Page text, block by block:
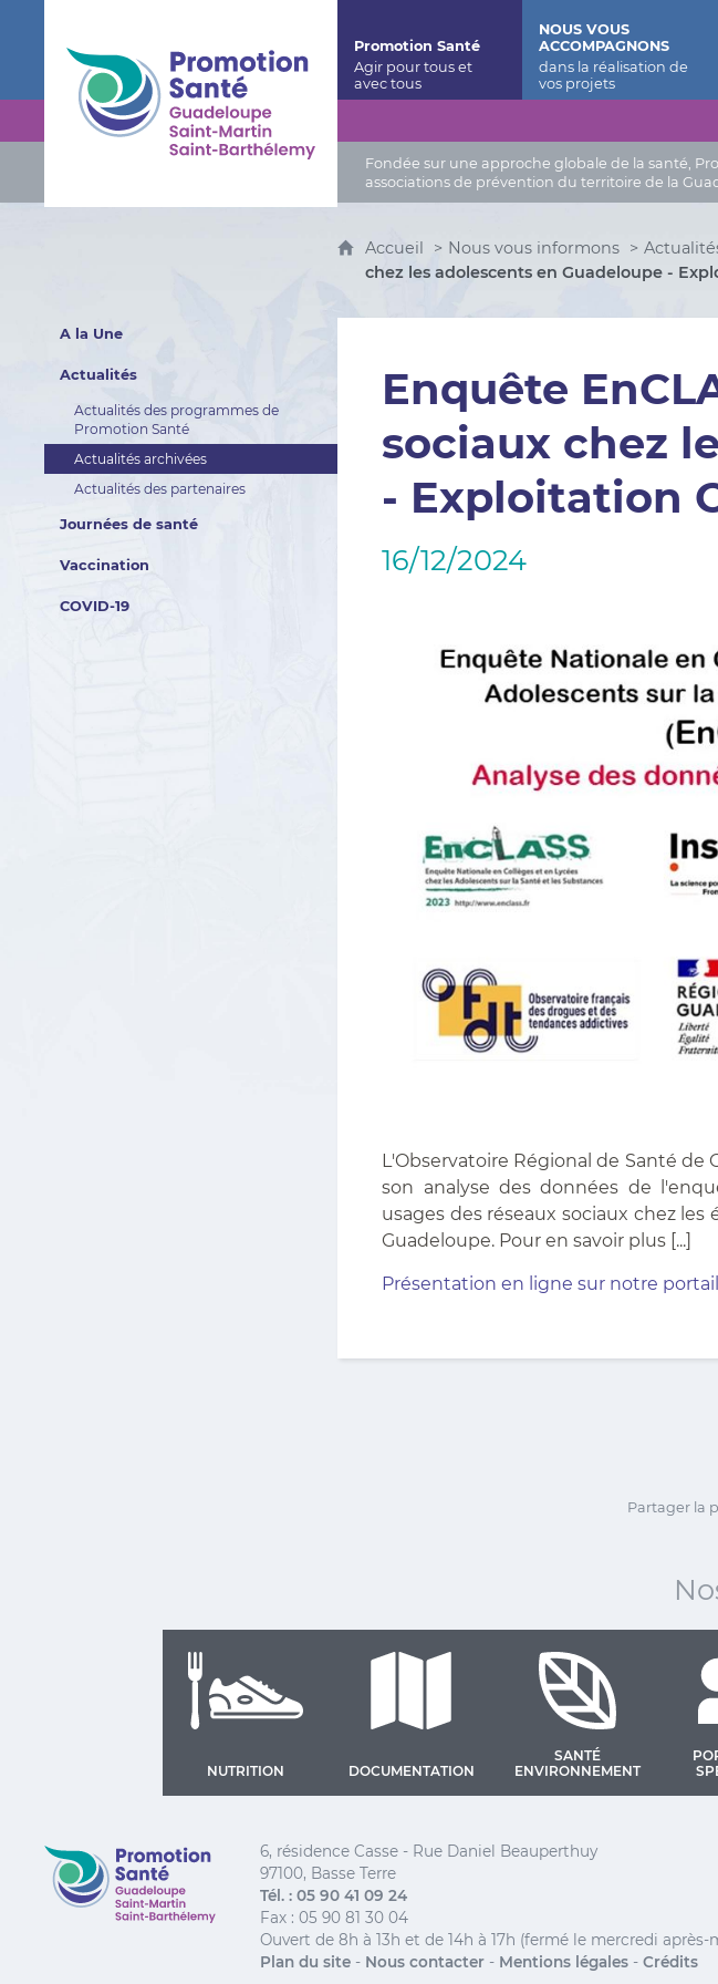
Fondée sur une approche globale de la santé,
associations de prévention du territoire de la
Promotion Santé
NOUS VOUS
ACCOMPAGNONS
A la Une
Actualités
Actualités des programmes de
Promotion Santé
Actualités archivées
Actualités des partenaires
Journées de santé
Vaccination
COVID-19
Accueil Nous vous informons
chez les adolescents en Guadeloupe -
Enquête
sociaux chez
- Exploitation
16/12/2024
L'Observatoire Régional de Santé de
son analyse des données de
usages des réseaux sociaux chez les
Guadeloupe. Pour en savoir plus [...]
Présentation en ligne sur notre
Partager la
NUTRITION DOCUMENTATION
SANTÉ
ENVIRONNEMENT
Promotion Santé Guadeloupe, Saint-Martin, Saint Barthélemy
6, résidence Casse - Rue Daniel Beauperthuy
97100, Basse Terre
Tél. : 05 90 41 09 24
Fax : 05 90 81 30 04
Ouvert de 8h à 13h et de 14h à 17h (fermé le mercredi après-
Plan du site - Nous contacter - Mentions légales -Crédits